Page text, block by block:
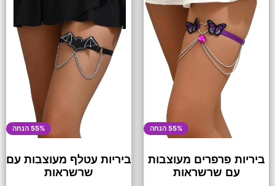
55% הנחה
ביריות פרפרים מעוצבות
עם שרשראות
55% הנחה
ביריות עטלף מעוצבות עם
שרשראות